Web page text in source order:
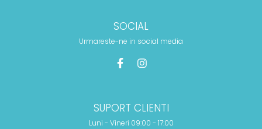
SOCIAL
Urmareste-ne in social media
SUPORT CLIENTI
Luni - Vineri 09:00 - 17:00